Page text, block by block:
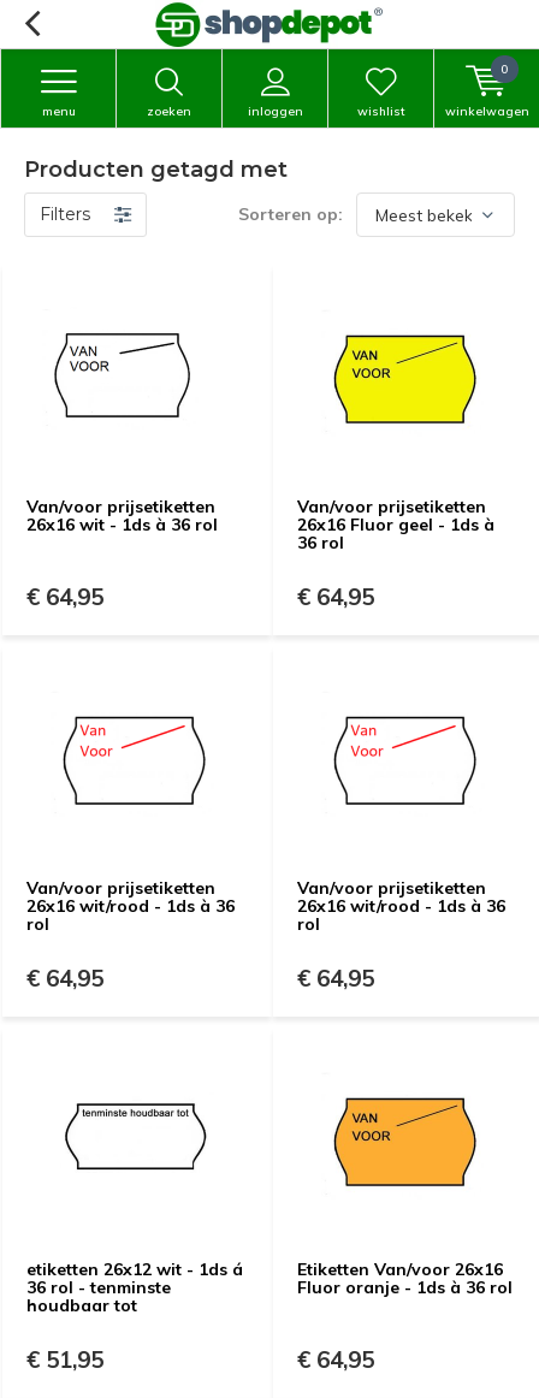
zoeken inloggen
menu wishlist winkelwagen
0
Producten getagd met
Filters Sorteren op:
Van/voor prijsetiketten
26x16 wit - 1ds à 36 rol
€ 64,95
Van/voor prijsetiketten
26x16 Fluor geel - 1ds à
36 rol
€ 64,95
Van/voor prijsetiketten
26x16 wit/rood - 1ds à 36
rol
€ 64,95
Van/voor prijsetiketten
26x16 wit/rood - 1ds à 36
rol
€ 64,95
etiketten 26x12 wit - 1ds á
36 rol - tenminste
houdbaar tot
€ 51,95
Etiketten Van/voor 26x16
Fluor oranje - 1ds à 36 rol
€ 64,95